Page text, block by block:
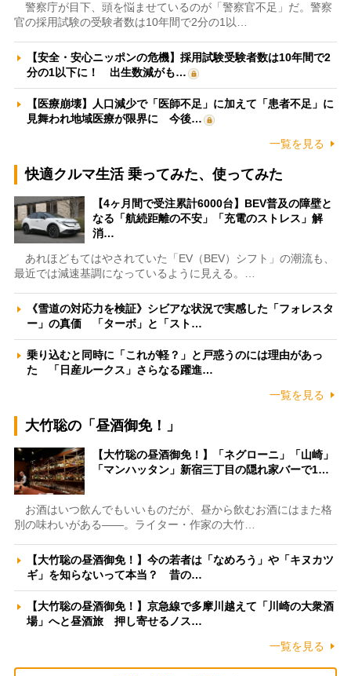
警察庁が目下、頭を悩ませているのが「警察官不足」だ。警察
官の採用試験の受験者数は10年間で2分の1以…
【安全・安心ニッポンの危機】採用試験受験者数は10年間で2
分の1以下に！ 出生数減がも…
【医療崩壊】人口減少で「医師不足」に加えて「患者不足」に
見舞われ地域医療が限界に 今後…
一覧を見る
快適クルマ生活 乗ってみた、使ってみた
【4ヶ月間で受注累計6000台】BEV普及の障壁と
なる「航続距離の不安」「充電のストレス」解
消…
あれほどもてはやされていた「EV（BEV）シフト」の潮流も、
最近では減速基調になっているように見える。…
《雪道の対応力を検証》シビアな状況で実感した「フォレスタ
ー」の真価 「ターボ」と「スト…
乗り込むと同時に「これが軽？」と戸惑うのには理由があっ
た 「日産ルークス」さらなる躍進…
一覧を見る
大竹聡の「昼酒御免！」
【大竹聡の昼酒御免！】「ネグローニ」「山崎」
「マンハッタン」新宿三丁目の隠れ家バーで1…
お酒はいつ飲んでもいいものだが、昼から飲むお酒にはまた格
別の味わいがある――。ライター・作家の大竹…
【大竹聡の昼酒御免！】今の若者は「なめろう」や「キヌカツ
ギ」を知らないって本当？ 昔の…
【大竹聡の昼酒御免！】京急線で多摩川越えて「川崎の大衆酒
場」へと昼酒旅 押し寄せるノス…
一覧を見る